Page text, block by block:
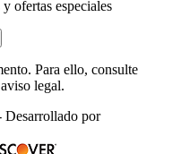
ofertas especiales
Para ello, consulte
legal.
por